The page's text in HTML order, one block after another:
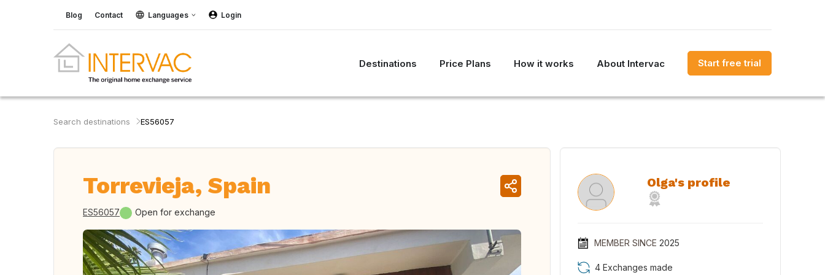
Blog Contact Languages Login
Destinations Price Plans How it works About Intervac Start free trial
Search destinations ES56057
Torrevieja, Spain
ES56057 Open for exchange
Olga's profile
MEMBER SINCE 2025
4 Exchanges made